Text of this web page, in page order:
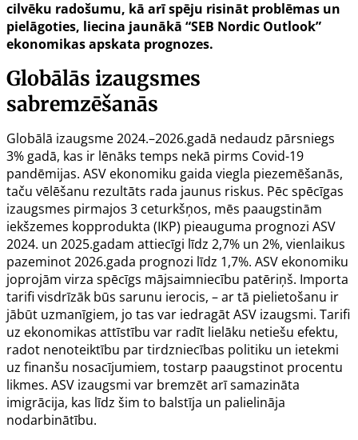
cilvēku radošumu, kā arī spēju risināt problēmas un
pielāgoties, liecina jaunākā “SEB Nordic Outlook”
ekonomikas apskata prognozes.
Globālās izaugsmes
sabremzēšanās
Globālā izaugsme 2024.–2026.gadā nedaudz pārsniegs
3% gadā, kas ir lēnāks temps nekā pirms Covid-19
pandēmijas. ASV ekonomiku gaida viegla piezemēšanās,
taču vēlēšanu rezultāts rada jaunus riskus. Pēc spēcīgas
izaugsmes pirmajos 3 ceturkšņos, mēs paaugstinām
iekšzemes kopprodukta (IKP) pieauguma prognozi ASV
2024. un 2025.gadam attiecīgi līdz 2,7% un 2%, vienlaikus
pazeminot 2026.gada prognozi līdz 1,7%. ASV ekonomiku
joprojām virza spēcīgs mājsaimniecību patēriņš. Importa
tarifi visdrīzāk būs sarunu ierocis, – ar tā pielietošanu ir
jābūt uzmanīgiem, jo tas var iedragāt ASV izaugsmi. Tarifi
uz ekonomikas attīstību var radīt lielāku netiešu efektu,
radot nenoteiktību par tirdzniecības politiku un ietekmi
uz finanšu nosacījumiem, tostarp paaugstinot procentu
likmes. ASV izaugsmi var bremzēt arī samazināta
imigrācija, kas līdz šim to balstīja un palielināja
nodarbinātību.